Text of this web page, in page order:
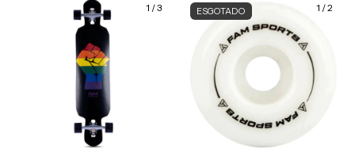
1 /3 1 /2
ESGOTADO